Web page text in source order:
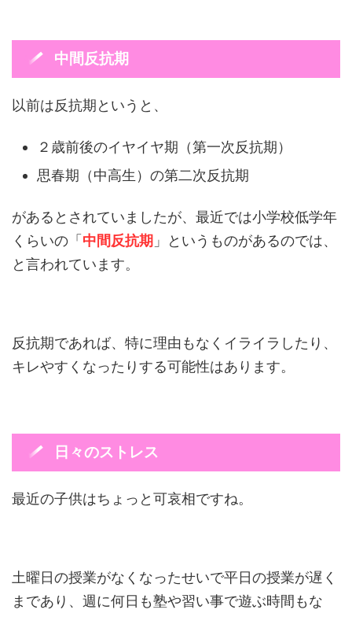
中間反抗期
以前は反抗期というと、
２歳前後のイヤイヤ期（第一次反抗期）
思春期（中高生）の第二次反抗期
があるとされていましたが、最近では小学校低学年
くらいの「 中間反抗期 」というものがあるのでは、
と言われています。
反抗期であれば、特に理由もなくイライラしたり、
キレやすくなったりする可能性はあります。
日々のストレス
最近の子供はちょっと可哀相ですね。
土曜日の授業がなくなったせいで平日の授業が遅く
まであり、週に何日も塾や習い事で遊ぶ時間もな